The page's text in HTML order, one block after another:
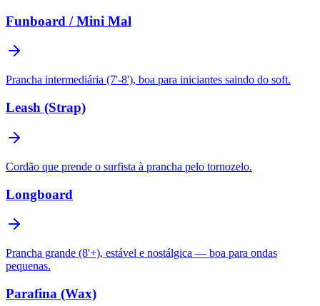
Funboard / Mini Mal
Prancha intermediária (7'-8'), boa para iniciantes saindo do soft.
Leash (Strap)
Cordão que prende o surfista à prancha pelo tornozelo.
Longboard
Prancha grande (8'+), estável e nostálgica — boa para ondas
pequenas.
Parafina (Wax)